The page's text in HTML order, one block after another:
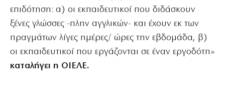
επιδότηση: α) οι εκπαιδευτικοί που διδάσκουν
ξένες γλώσσες -πλην αγγλικών- και έχουν εκ των
πραγμάτων λίγες ημέρες/ ώρες την εβδομάδα, β)
οι εκπαιδευτικοί που εργάζονται σε έναν εργοδότη»
καταλήγει η ΟΙΕΛΕ.